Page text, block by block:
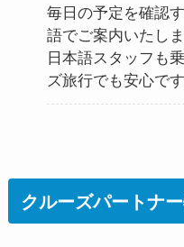
毎日の予定を確認
語でご案内いたしま
日本語スタッフも
ズ旅行でも安心で
クルーズパートナ